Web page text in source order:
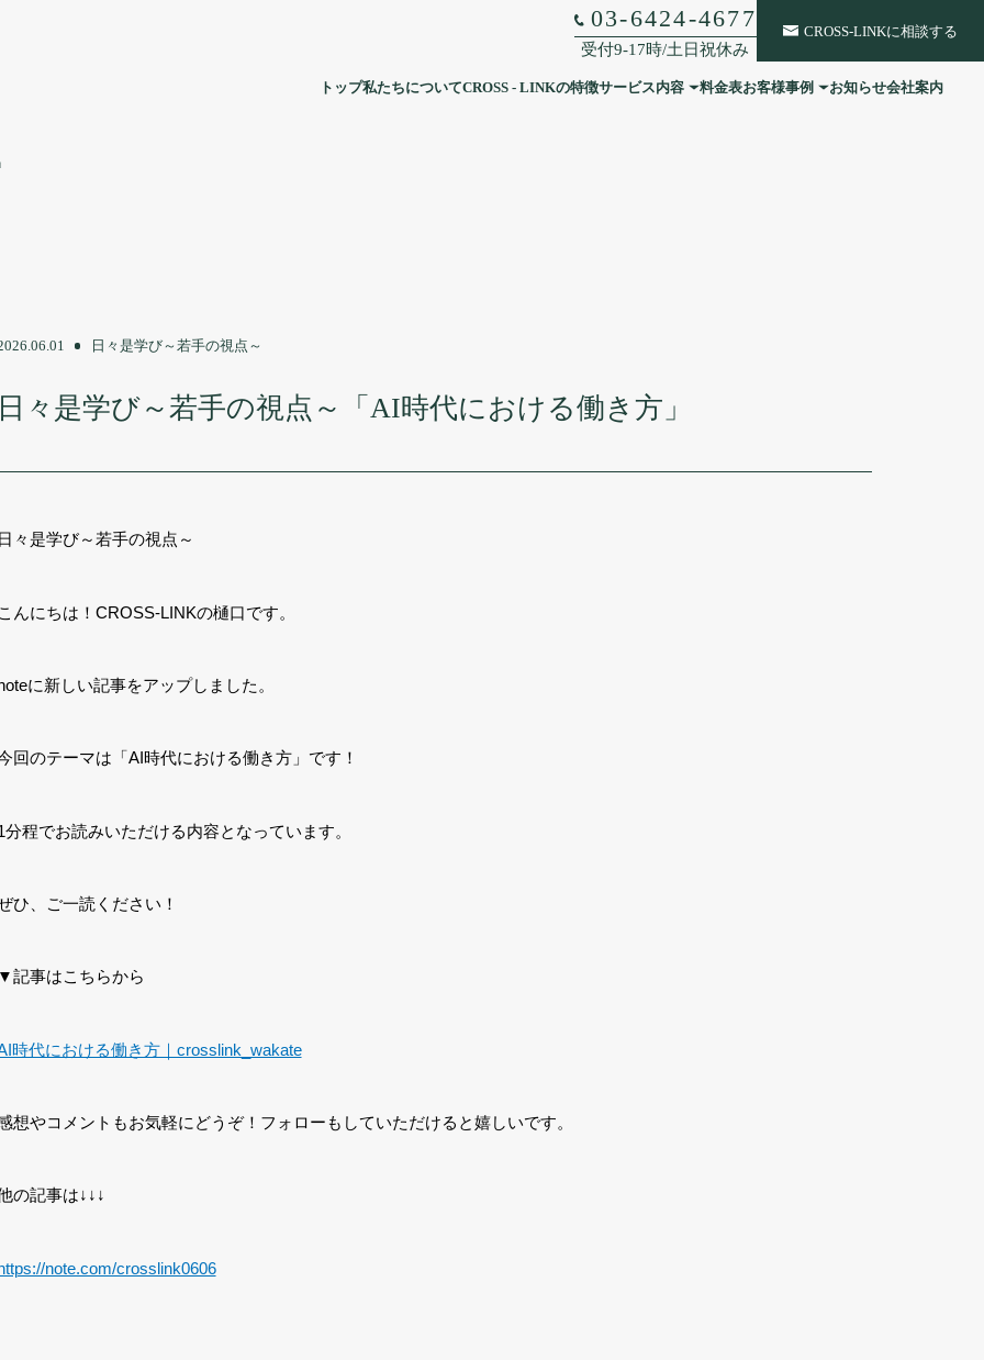
03-6424-4677
受付9-17時/土日祝休み
CROSS-LINKに相談する
トップ私たちについてCROSS - LINKの特徴サービス内容 料金表お客様事例 お知らせ会社案内
日々是学び～若手の視点～
々是学び～若手の視点～「AI時代における働き方」
々是学び～若手の視点～
んにちは！CROSS-LINKの樋口です。
に新しい記事をアップしました。
回のテーマは「AI時代における働き方」です！
分程でお読みいただける内容となっています。
ひ、ご一読ください！
記事はこちらから
時代における働き方｜crosslink_wakate
想やコメントもお気軽にどうぞ！フォローもしていただけると嬉しいです。
の記事は↓↓↓
note.com/crosslink0606